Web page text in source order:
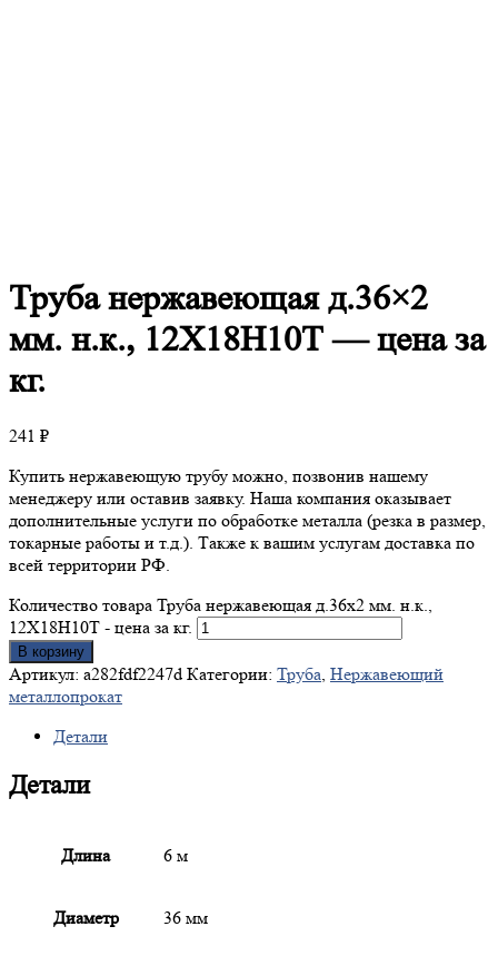
Трубанержавеющая д.36×2
мм. н.к., 12Х18Н10Т — цена за
кг.
241 ₽
Купить нержавеющую трубу можно, позвонив нашему
менеджеру или оставив заявку. Наша компания оказывает
дополнительные услуги по обработке металла (резка в размер,
токарные работы и т.д.). Также к вашим услугам доставка по
всей территории РФ.
Количество товара Труба нержавеющая д.36x2 мм. н.к.,
12Х18Н10Т - цена за кг.
В корзину
Артикул: a282fdf2247d Категории: Труба, Нержавеющий
металлопрокат
Детали
Детали
Длина 6 м
Диаметр 36 мм